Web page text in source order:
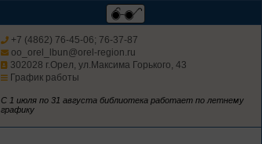
+7 (4862) 76-45-06; 76-37-87
oo_orel_lbun@orel-region.ru
302028 г.Орел, ул.Максима Горького, 43
График работы
С 1 июля по 31 августа библиотека работает по летнему
графику